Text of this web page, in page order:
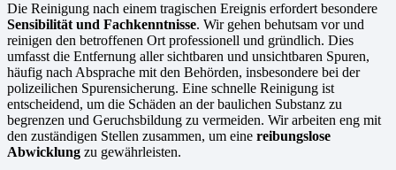
Die Reinigung nach einem tragischen Ereignis erfordert besondere
Sensibilität und Fachkenntnisse. Wir gehen behutsam vor und
reinigen den betroffenen Ort professionell und gründlich. Dies
umfasst die Entfernung aller sichtbaren und unsichtbaren Spuren,
häufig nach Absprache mit den Behörden, insbesondere bei der
polizeilichen Spurensicherung. Eine schnelle Reinigung ist
entscheidend, um die Schäden an der baulichen Substanz zu
begrenzen und Geruchsbildung zu vermeiden. Wir arbeiten eng mit
den zuständigen Stellen zusammen, um eine reibungslose
Abwicklung zu gewährleisten.